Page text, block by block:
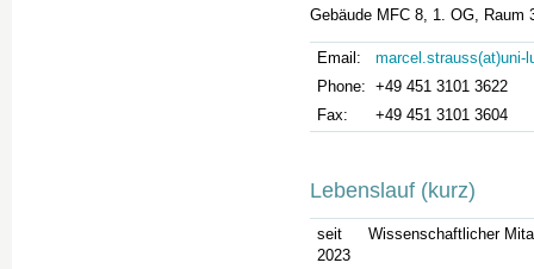
Gebäude MFC 8, 1. OG, Raum
Email:
marcel.strauss(at)uni-
Phone: +49 451 3101 3622
Fax:
+49 451 3101 3604
Lebenslauf (kurz)
seit
2023
Wissenschaftlicher